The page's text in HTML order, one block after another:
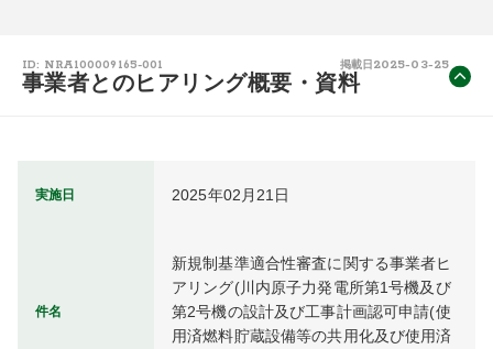
ID: NRA100009165-001 掲載日 2025-03-25
事業者とのヒアリング概要・資料
実施日 2025年02月21日
件名
新規制基準適合性審査に関する事業者ヒ
アリング(川内原子力発電所第1号機及び
第2号機の設計及び工事計画認可申請(使
用済燃料貯蔵設備等の共用化及び使用済